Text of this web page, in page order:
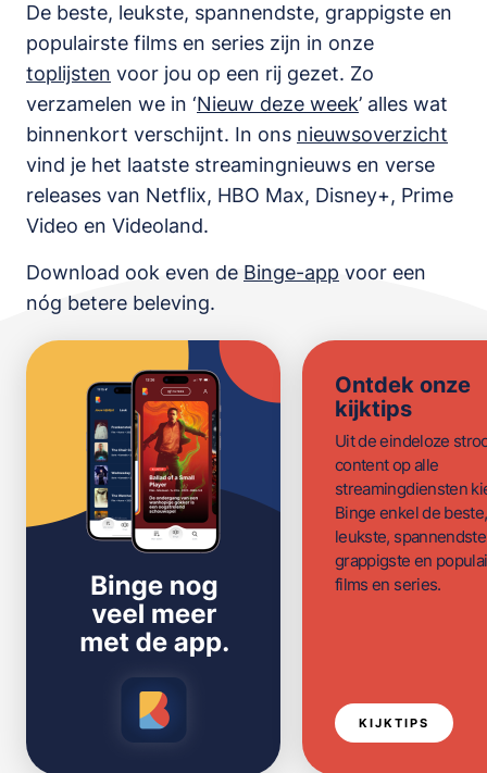
De beste, leukste, spannendste, grappigste en
populairste films en series zijn in onze
toplijsten voor jou op een rij gezet. Zo
verzamelen we in ‘Nieuw deze week’ alles wat
binnenkort verschijnt. In ons nieuwsoverzicht
vind je het laatste streamingnieuws en verse
releases van Netflix, HBO Max, Disney+, Prime
Video en Videoland.
Download ook even de Binge-app voor een
nóg betere beleving.
Ontdek onze
kijktips
Uit de eindeloze
content op alle
streamingdiensten
Binge enkel de beste,
leukste,
grappigste en
films en series.
KIJKTIPS